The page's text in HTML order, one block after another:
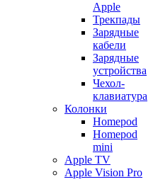
Apple
Трекпады
Зарядные
кабели
Зарядные
устройства
Чехол-
клавиатура
Колонки
Homepod
Homepod
mini
Apple TV
Apple Vision Pro